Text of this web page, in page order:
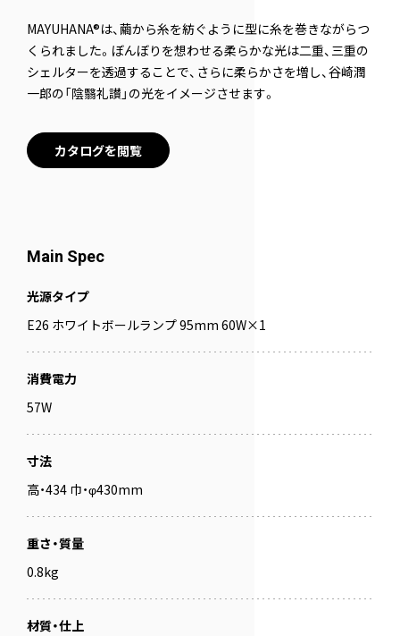
MAYUHANA®は、繭から糸を紡ぐように型に糸を巻きながらつ
くられました。ぼんぼりを想わせる柔らかな光は二重、三重の
シェルターを透過することで、さらに柔らかさを増し、谷崎潤
一郎の「陰翳礼讃」の光をイメージさせます。
カタログを閲覧
Main Spec
光源タイプ
E26 ホワイトボールランプ 95mm 60W×1
消費電力
57W
寸法
高・434 巾・φ430mm
重さ・質量
0.8kg
材質・仕上